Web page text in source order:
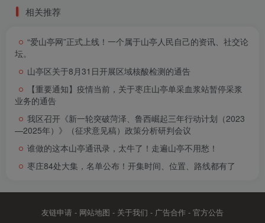
相关推荐
“爱山亭网”正式上线！一个属于山亭人民自己的资讯、社交论
坛。
山亭区关于8月31日开展区域核酸检测的通告
【重要通知】疫情当前，关于枣庄山亭单采血浆站暂停采浆
业务的通告
我区召开《新一轮突破菏泽、鲁西崛起三年行动计划（2023
—2025年）》（征求意见稿）政策分析研判会议
谁做的这本山亭通讯录，太牛了！走遍山亭不用愁！
枣庄84处大集，名单公布！开集时间、位置、路线都有了
友链申请 - 网站地图 - 关于我们 - 广告合作 - 官方公告